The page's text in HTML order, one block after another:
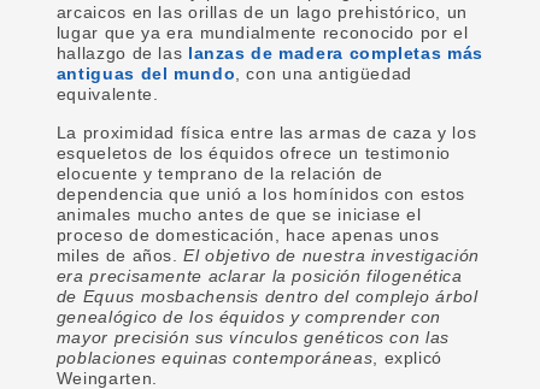
arcaicos en las orillas de un lago prehistórico, un
lugar que ya era mundialmente reconocido por el
hallazgo de las
lanzas de madera completas más
antiguas del mundo, con una antigüedad
equivalente.
La proximidad física entre las armas de caza y los
esqueletos de los équidos ofrece un testimonio
elocuente y temprano de la relación de
dependencia que unió a los homínidos con estos
animales mucho antes de que se iniciase el
proceso de domesticación, hace apenas unos
miles de años.El objetivo de nuestra investigación
era precisamente aclarar la posición filogenética
de Equus mosbachensis dentro del complejo árbol
genealógico de los équidos y comprender con
mayor precisión sus vínculos genéticos con las
poblaciones equinas contemporáneas, explicó
Weingarten.